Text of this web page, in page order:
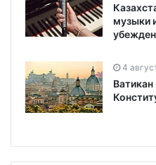
музыки
4